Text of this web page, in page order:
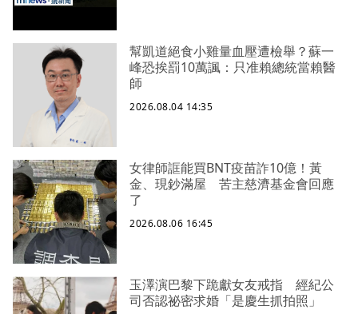
幫凱道絕食小雞量血壓遭檢舉？蘇一
峰恐挨罰10萬諷：只准賴總統當賴醫
師
2026.08.04 14:35
女律師誆能買BNT疫苗詐10億！黃
金、現鈔滿屋 苦主慈濟基金會回應
了
2026.08.06 16:45
玉澤演巴黎下跪獻女友戒指 經紀公
司否認祕密求婚「是慶生抓拍照」